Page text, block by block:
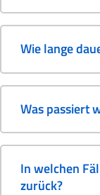
Wie lange
Was passiert
In welchen
zurück?